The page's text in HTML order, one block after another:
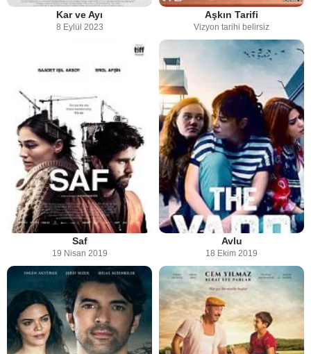
Kar ve Ayı
8 Eylül 2023
Aşkın Tarifi
Vizyon tarihi belirsiz
Saf
19 Nisan 2019
Avlu
18 Ekim 2019